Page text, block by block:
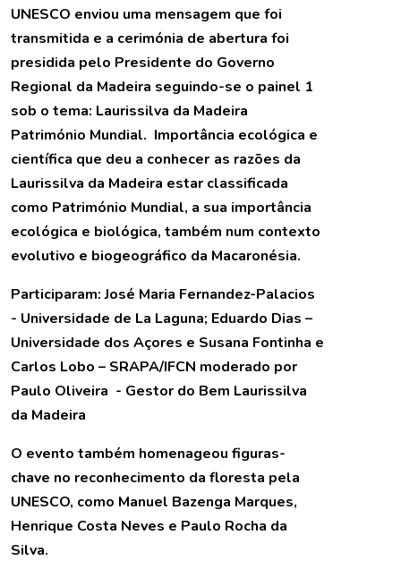
UNESCO enviou uma mensagem que foi
transmitida e a cerimónia de abertura foi
presidida pelo Presidente do Governo
Regional da Madeira seguindo-se o painel 1
sob o tema: Laurissilva da Madeira
Património Mundial. Importância ecológica e
científica que deu a conhecer as razões da
Laurissilva da Madeira estar classificada
como Património Mundial, a sua importância
ecológica e biológica, também num contexto
evolutivo e biogeográfico da Macaronésia.
Participaram: José Maria Fernandez-Palacios
- Universidade de La Laguna; Eduardo Dias –
Universidade dos Açores e Susana Fontinha e
Carlos Lobo – SRAPA/IFCN moderado por
Paulo Oliveira - Gestor do Bem Laurissilva
da Madeira
O evento também homenageou figuras-
chave no reconhecimento da floresta pela
UNESCO, como Manuel Bazenga Marques,
Henrique Costa Neves e Paulo Rocha da
Silva.